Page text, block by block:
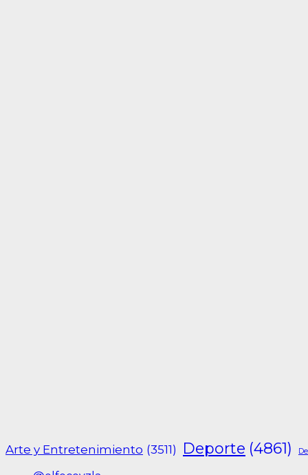
Arte y Entretenimiento (3511) Deporte (4861)